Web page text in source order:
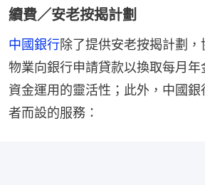
續費／安老按揭計劃
中國銀行除了提供安老按揭計劃
物業向銀行申請貸款以換取每月
資金運用的靈活性；此外，中國
者而設的服務：